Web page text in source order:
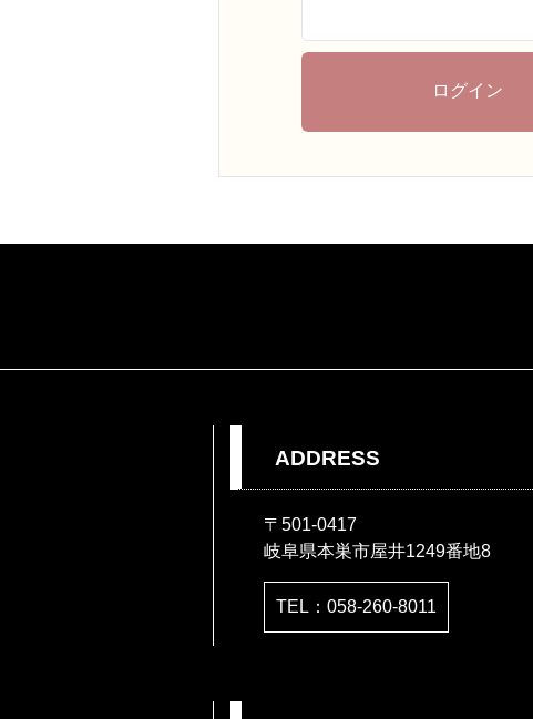
ログイン
ADDRESS
〒501-0417
岐阜県本巣市屋井1249番地8
TEL：058-260-8011